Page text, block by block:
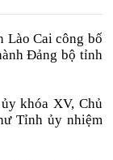
Lào Cai công bố
Đảng bộ tỉnh
khóa XV, Chủ
Tỉnh ủy nhiệm